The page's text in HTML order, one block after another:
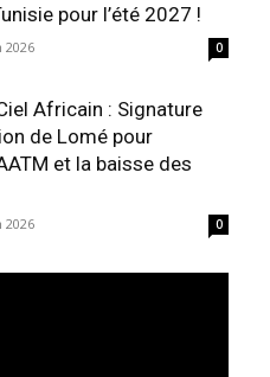
pour l’été 2027 !
2026 0
Africain : Signature
de Lomé pour
et la baisse des
2026 0